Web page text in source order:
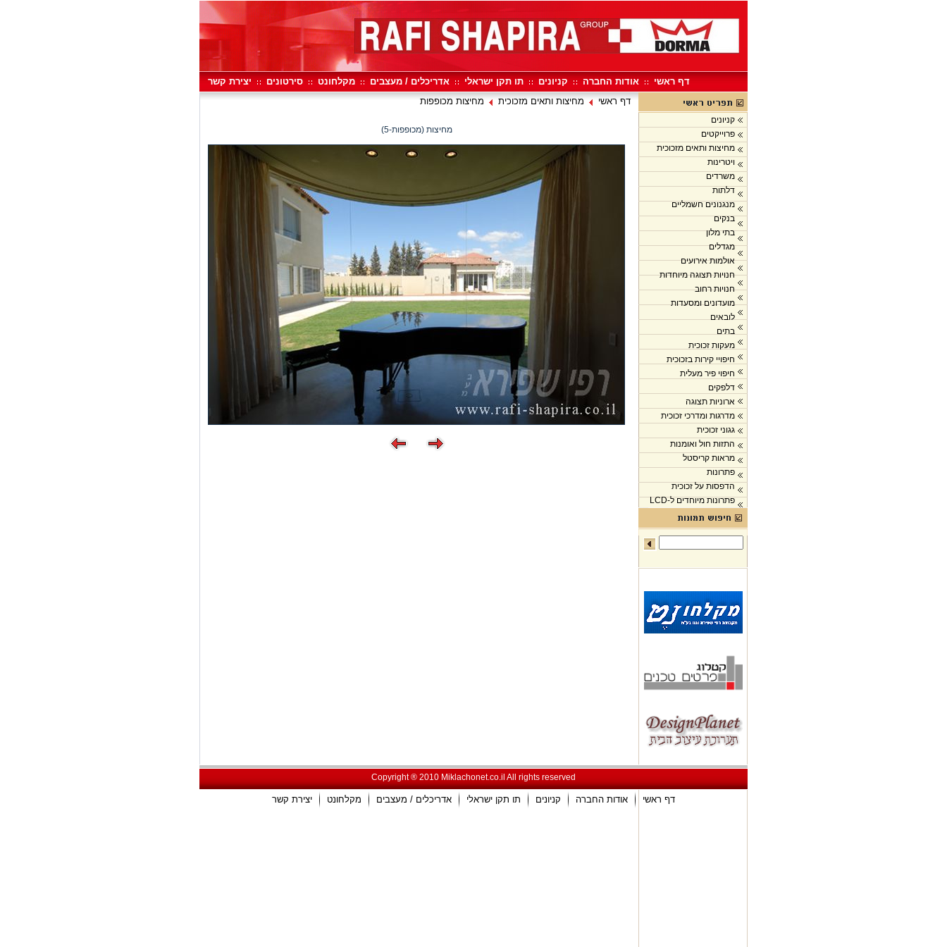
דף ראשי אודות החברה קניונים תו תקן ישראלי אדריכלים / מעצבים מקלחונט סירטונים יצירת קשר
קניונים
פרוייקטים
מחיצות ותאים מזכוכית
ויטרינות
משרדים
דלתות
מנגנונים חשמליים
בנקים
בתי מלון
מגדלים
אולמות אירועים
חנויות תצוגה מיוחדות
חנויות רחוב
מועדונים ומסעדות
לובאים
בתים
מעקות זכוכית
חיפויי קירות בזכוכית
חיפוי פיר מעלית
דלפקים
ארוניות תצוגה
מדרגות ומדרכי זכוכית
גגוני זכוכית
התזות חול ואומנות
מראות קריסטל
פתרונות
הדפסות על זכוכית
פתרונות מיוחדים ל-LCD
דף ראשי מחיצות ותאים מזכוכית מחיצות מכופפות
מחיצות (מכופפות-5)
Copyright ® 2010 Miklachonet.co.il All rights reserved
דף ראשי אודות החברה קניונים תו תקן ישראלי אדריכלים / מעצבים מקלחונט יצירת קשר